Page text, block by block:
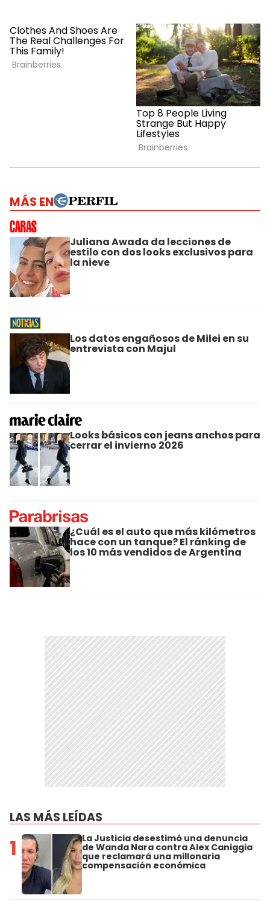
MÁS EN
Juliana Awada da lecciones de
estilo con dos looks exclusivos para
la nieve
Los datos engañosos de Milei en su
entrevista con Majul
Looks básicos con jeans anchos para
cerrar el invierno 2026
¿Cuál es el auto que más kilómetros
hace con un tanque? El ránking de
los 10 más vendidos de Argentina
LAS MÁS LEÍDAS
1 La Justicia desestimó una denuncia
de Wanda Nara contra Alex Caniggia
que reclamará una millonaria
compensación económica